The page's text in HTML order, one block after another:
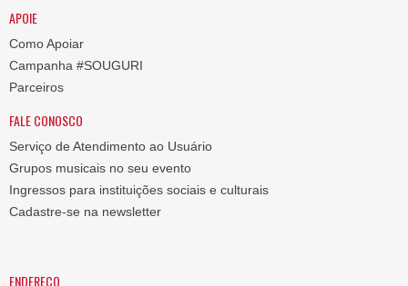
APOIE
Como Apoiar
Campanha #SOUGURI
Parceiros
FALE CONOSCO
Serviço de Atendimento ao Usuário
Grupos musicais no seu evento
Ingressos para instituições sociais e culturais
Cadastre-se na newsletter
ENDEREÇO